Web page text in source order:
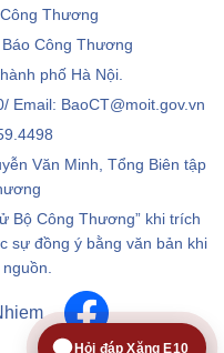
Thương
Công Thương
phố Hà Nội.
Email: BaoCT@moit.gov.vn
Văn Minh, Tổng Biên tập
Bộ Công Thương” khi trích
sự đồng ý bằng văn bản khi
Hỏi đáp Xăng E10